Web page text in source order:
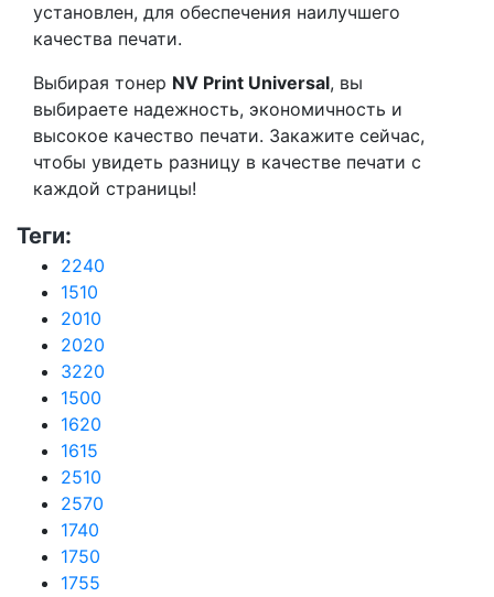
установлен, для обеспечения наилучшего
качества печати.
Выбирая тонер NV Print Universal, вы
выбираете надежность, экономичность и
высокое качество печати. Закажите сейчас,
чтобы увидеть разницу в качестве печати с
каждой страницы!
Теги:
2240
1510
2010
2020
3220
1500
1620
1615
2510
2570
1740
1750
1755